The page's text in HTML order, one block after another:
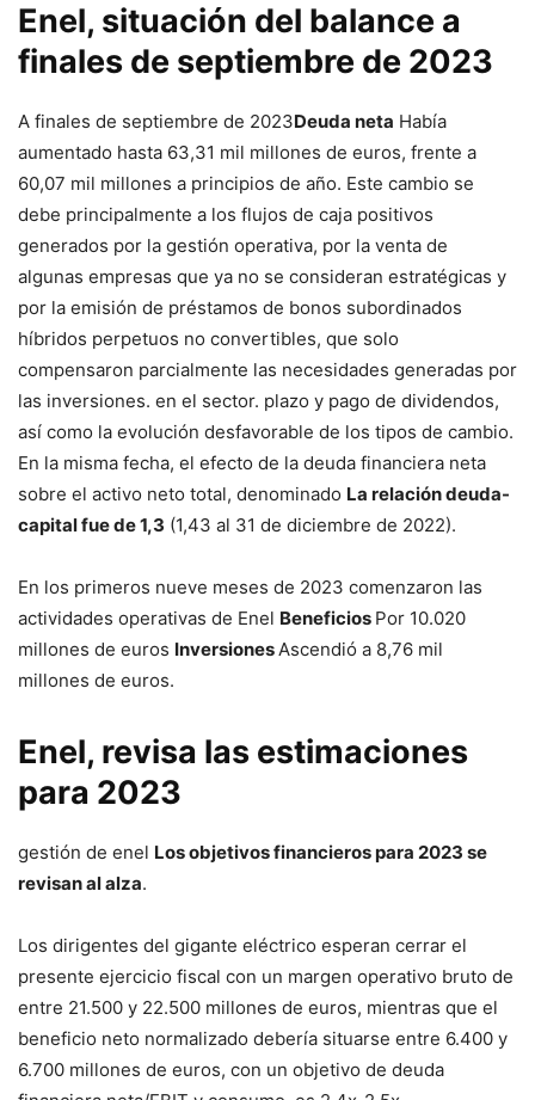
Enel, situación del balance a
finales de septiembre de 2023
A finales de septiembre de 2023Deuda neta Había
aumentado hasta 63,31 mil millones de euros, frente a
60,07 mil millones a principios de año. Este cambio se
debe principalmente a los flujos de caja positivos
generados por la gestión operativa, por la venta de
algunas empresas que ya no se consideran estratégicas y
por la emisión de préstamos de bonos subordinados
híbridos perpetuos no convertibles, que solo
compensaron parcialmente las necesidades generadas por
las inversiones. en el sector. plazo y pago de dividendos,
así como la evolución desfavorable de los tipos de cambio.
En la misma fecha, el efecto de la deuda financiera neta
sobre el activo neto total, denominado La relación deuda-
capital fue de 1,3 (1,43 al 31 de diciembre de 2022).
En los primeros nueve meses de 2023 comenzaron las
actividades operativas de Enel Beneficios Por 10.020
millones de euros InversionesAscendió a 8,76 mil
millones de euros.
Enel, revisa las estimaciones
para 2023
gestión de enel Los objetivos financieros para 2023 se
revisan al alza.
Los dirigentes del gigante eléctrico esperan cerrar el
presente ejercicio fiscal con un margen operativo bruto de
entre 21.500 y 22.500 millones de euros, mientras que el
beneficio neto normalizado debería situarse entre 6.400 y
6.700 millones de euros, con un objetivo de deuda